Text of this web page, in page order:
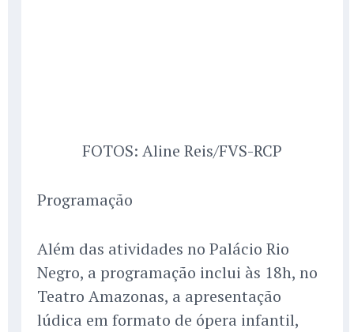
FOTOS: Aline Reis/FVS-RCP
Programação
Além das atividades no Palácio Rio
Negro, a programação inclui às 18h, no
Teatro Amazonas, a apresentação
lúdica em formato de ópera infantil,